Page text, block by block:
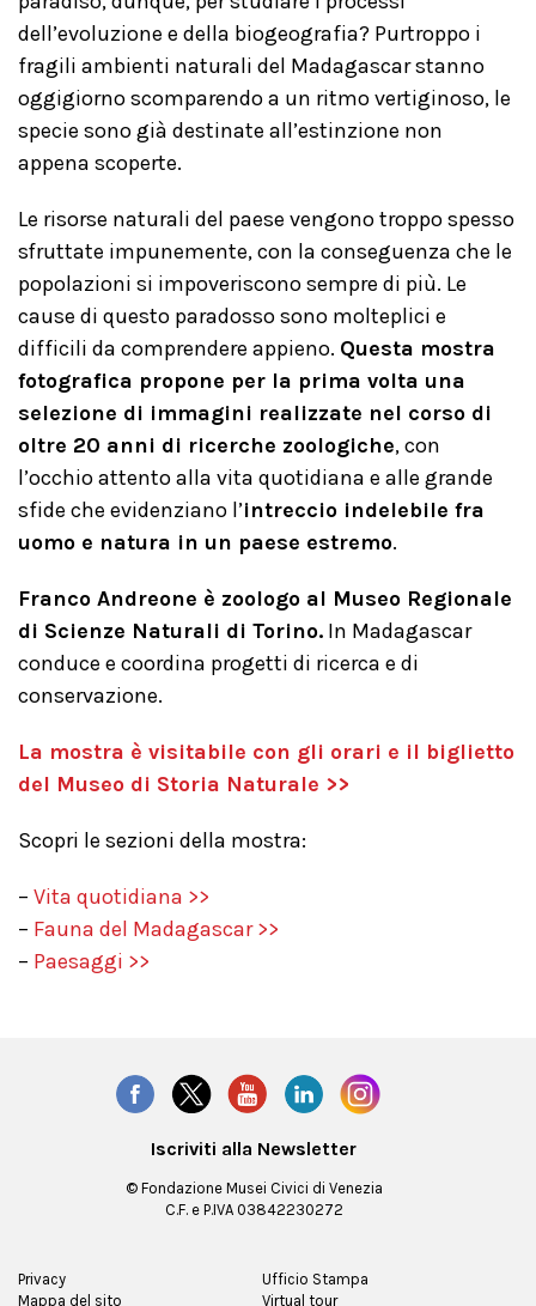
dell’evoluzione e della biogeografia? Purtroppo i
fragili ambienti naturali del Madagascar stanno
oggigiorno scomparendo a un ritmo vertiginoso, le
specie sono già destinate all’estinzione non
appena scoperte.
Le risorse naturali del paese vengono troppo spesso
sfruttate impunemente, con la conseguenza che le
popolazioni si impoveriscono sempre di più. Le
cause di questo paradosso sono molteplici e
difficili da comprendere appieno. Questa mostra
fotografica propone per la prima volta una
selezione di immagini realizzate nel corso di
oltre 20 anni di ricerche zoologiche, con
l’occhio attento alla vita quotidiana e alle grande
sfide che evidenziano l’intreccio indelebile fra
uomo e natura in un paese estremo.
Franco Andreone è zoologo al Museo Regionale
di Scienze Naturali di Torino. In Madagascar
conduce e coordina progetti di ricerca e di
conservazione.
La mostra è visitabile con gli orari e il biglietto
del Museo di Storia Naturale >>
Scopri le sezioni della mostra:
– Vita quotidiana >>
– Fauna del Madagascar >>
– Paesaggi >>
Iscriviti alla Newsletter
© Fondazione Musei Civici di Venezia
C.F. e P.IVA 03842230272
Privacy
Mappa del sito
Ufficio Stampa
Virtual tour